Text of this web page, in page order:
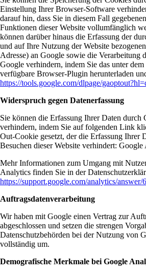
Einstellung Ihrer Browser-Software
darauf hin, dass Sie in diesem Fall
Funktionen dieser Website vollumfänglich
können darüber hinaus die Erfassung der
und auf Ihre Nutzung der Website
Adresse) an Google sowie die Verarbeitung
Google verhindern, indem Sie das unter
verfügbare Browser-Plugin herunterladen
https://tools.google.com/dlpage/
Widerspruch gegen Datenerfassung
Sie können die Erfassung Ihrer Daten durch
verhindern, indem Sie auf folgenden Link
Out-Cookie gesetzt, der die Erfassung Ihrer
Besuchen dieser Website verhindert: Google
Mehr Informationen zum Umgang mit
Analytics finden Sie in der
https://support.google.com/analytics/answer/
Auftragsdatenverarbeitung
Wir haben mit Google einen Vertrag zur
abgeschlossen und setzen die strengen
Datenschutzbehörden bei der Nutzung von
vollständig um.
Demografische Merkmale bei Google